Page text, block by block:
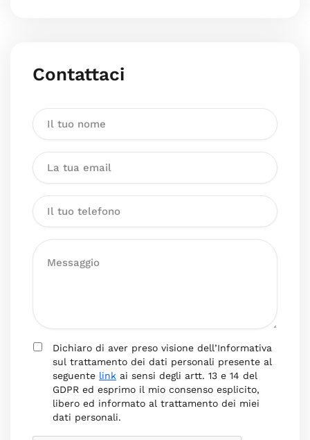
Contattaci
Dichiaro di aver preso visione dell’Informativa
sul trattamento dei dati personali presente al
seguente link ai sensi degli artt. 13 e 14 del
GDPR ed esprimo il mio consenso esplicito,
libero ed informato al trattamento dei miei
dati personali.